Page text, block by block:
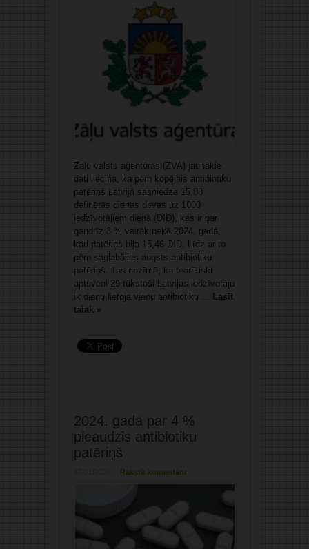
Zāļu valsts aģentūras (ZVA) jaunākie
dati liecina, ka pērn kopējais antibiotiku
patēriņš Latvijā sasniedza 15,88
definētās dienas devas uz 1000
iedzīvotājiem dienā (DID), kas ir par
gandrīz 3 % vairāk nekā 2024. gadā,
kad patēriņš bija 15,46 DID. Līdz ar to
pērn saglabājies augsts antibiotiku
patēriņš. Tas nozīmē, ka teorētiski
aptuveni 29 tūkstoši Latvijas iedzīvotāju
ik dienu lietoja vienu antibiotiku ... Lasīt
tālāk »
2024. gadā par 4 %
pieaudzis antibiotiku
patēriņš
Rakstīt komentāru